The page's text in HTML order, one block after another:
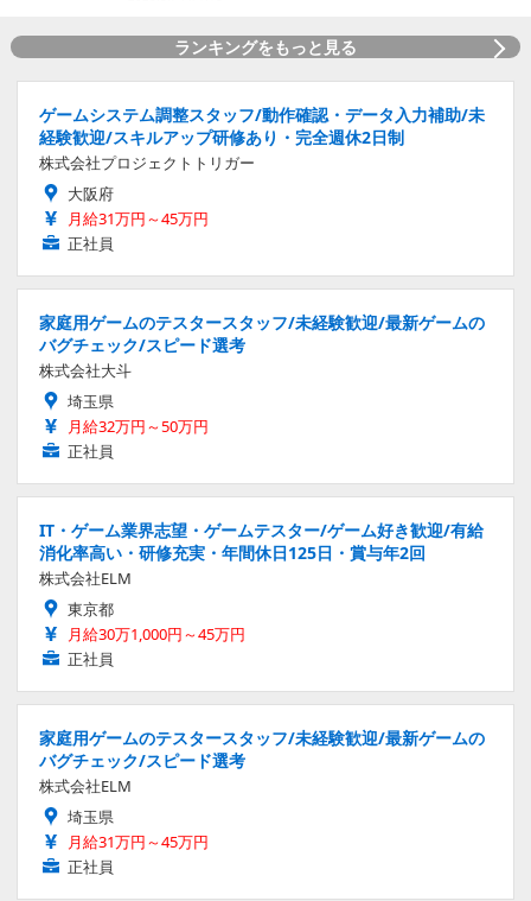
ランキングをもっと見る
ゲームシステム調整スタッフ/動作確認・データ入力補助/未
経験歓迎/スキルアップ研修あり・完全週休2日制
株式会社プロジェクトトリガー
大阪府
月給31万円～45万円
正社員
家庭用ゲームのテスタースタッフ/未経験歓迎/最新ゲームの
バグチェック/スピード選考
株式会社大斗
埼玉県
月給32万円～50万円
正社員
IT・ゲーム業界志望・ゲームテスター/ゲーム好き歓迎/有給
消化率高い・研修充実・年間休日125日・賞与年2回
株式会社ELM
東京都
月給30万1,000円～45万円
正社員
家庭用ゲームのテスタースタッフ/未経験歓迎/最新ゲームの
バグチェック/スピード選考
株式会社ELM
埼玉県
月給31万円～45万円
正社員